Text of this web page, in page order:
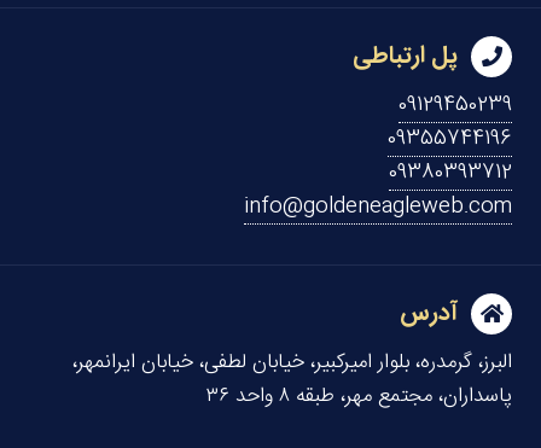
پل ارتباطی
09129450239
09355744196
09380393712
info@goldeneagleweb.com
آدرس
البرز، گرمدره، بلوار امیرکبیر، خیابان لطفی، خیابان ایرانمهر،
پاسداران، مجتمع مهر، طبقه ۸ واحد ۳۶